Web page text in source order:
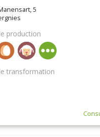
5
production
transformation